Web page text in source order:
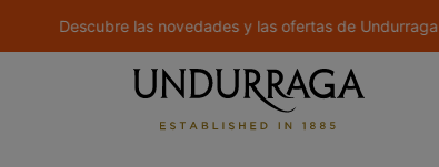
Descubre las novedades y las ofertas de Undurraga